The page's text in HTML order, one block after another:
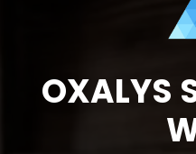
OXALYS